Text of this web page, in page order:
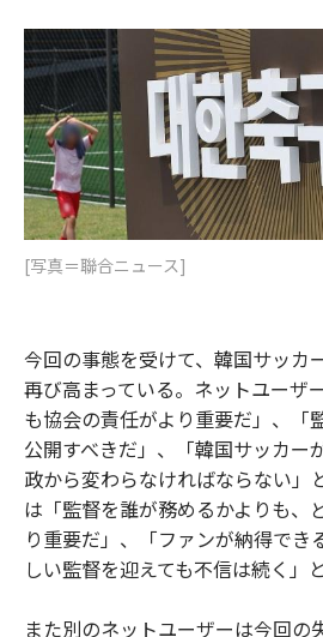
[写真＝聯合ニュース]
今回の事態を受けて、韓国サッカ
再び高まっている。ネットユーザ
も協会の責任がより重要だ」、「
公開すべきだ」、「韓国サッカー
政から変わらなければならない」
は「監督を誰が務めるかよりも、
り重要だ」、「ファンが納得でき
しい監督を迎えても不信は続く」
また別のネットユーザーは今回の